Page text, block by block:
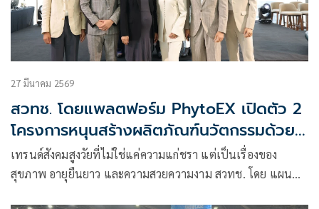
27 มีนาคม 2569
สวทช. โดยแพลตฟอร์ม PhytoEX เปิดตัว 2
โครงการหนุนสร้างผลิตภัณฑ์นวัตกรรมด้วย
สารออกฤทธิ์มูลค่าสูงจากสมุนไพรไทย
เทรนด์สังคมสูงวัยที่ไม่ใช่แค่ความแก่ชรา แต่เป็นเรื่องของ
สุขภาพ อายุยืนยาว และความสวยความงาม สวทช. โดย แผน